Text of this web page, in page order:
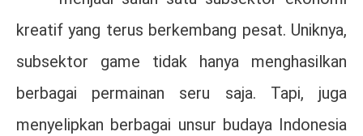
kreatif yang terus berkembang pesat. Uniknya,
subsektor game tidak hanya menghasilkan
berbagai permainan seru saja. Tapi, juga
menyelipkan berbagai unsur budaya Indonesia